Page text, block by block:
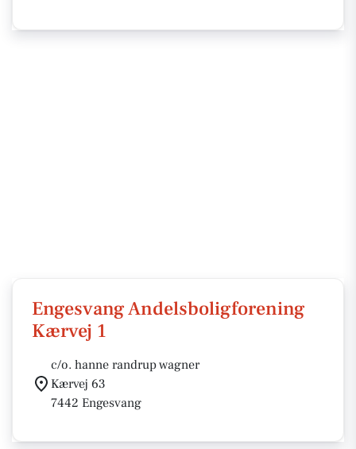
Engesvang Andelsboligforening
Kærvej 1
c/o. hanne randrup wagner
Kærvej 63
7442 Engesvang